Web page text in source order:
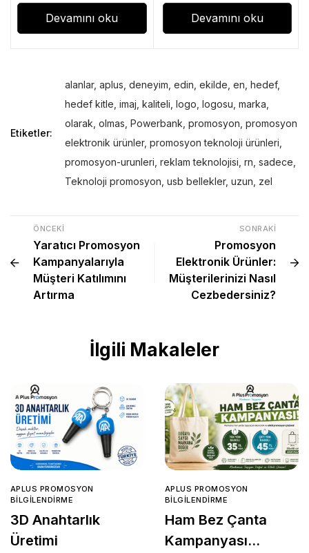
Devamını oku Devamını oku
Etiketler:
alanlar, aplus deneyim edin ekilde en hedef,
hedef kitle imaj kaliteli logo logosu marka
olarak olmas Powerbank promosyon promosyon
elektronik ürünler, promosyon teknoloji ürünleri
promosyon-urunleri reklam teknolojisi rn sadece
Teknoloji promosyon usb bellekler, uzun zel
ÖNCEKI
Yaratıcı Promosyon
Kampanyalarıyla
Müşteri Katılımını
Artırma
SONRAKI
Promosyon
Elektronik Ürünler:
Müşterilerinizi Nasıl
Cezbedersiniz?
İlgili Makaleler
APLUS PROMOSYON
BILGILENDIRME
3D Anahtarlık
Üretimi
APLUS PROMOSYON
BILGILENDIRME
Ham Bez Çanta
Kampanyası